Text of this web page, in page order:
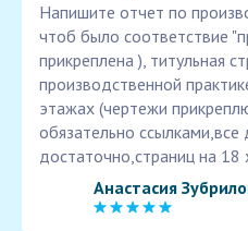
Напишите отчет по
чтоб было соответствие
прикреплена ), титульная
производственной
этажах (чертежи
обязательно
достаточно,страниц на 18
Анастасия